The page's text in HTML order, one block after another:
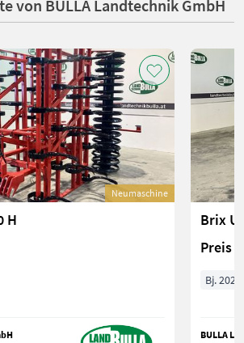
von BULLA Landtechnik GmbH
Neumaschine
H
Brix
Preis
Bj. 2026
BULLA